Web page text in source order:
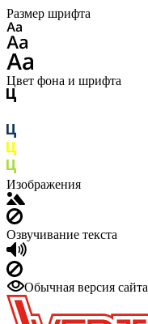
Размер шрифта
Цвет фона и шрифта
Изображения
Озвучивание текста
Обычная версия сайта